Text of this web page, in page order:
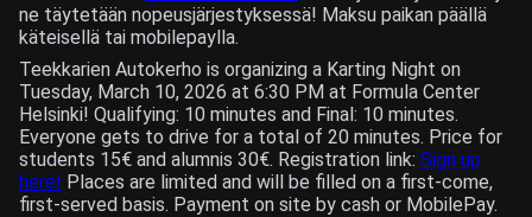
ne täytetään nopeusjärjestyksessä! Maksu paikan päällä
käteisellä tai mobilepaylla.
Teekkarien Autokerho is organizing a Karting Night on
Tuesday, March 10, 2026 at 6:30 PM at Formula Center
Helsinki! Qualifying: 10 minutes and Final: 10 minutes.
Everyone gets to drive for a total of 20 minutes. Price for
students 15€ and alumnis 30€. Registration link: Sign up
here! Places are limited and will be filled on a first-come,
first-served basis. Payment on site by cash or MobilePay.